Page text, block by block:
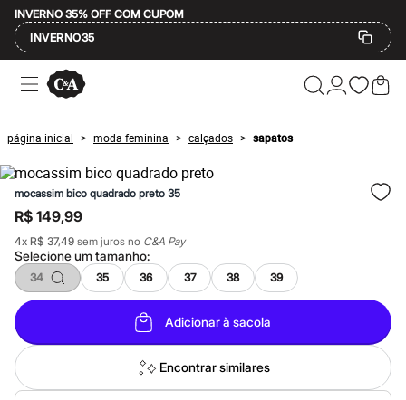
INVERNO 35% OFF COM CUPOM
INVERNO35
Ofertas
Compre por Departamento
Masculino
Infantil
Calçados
Mindse7
Plus Size
Até 20% off
Até 40% off
Até 60% off
A partir de 60% off
Feminino
Em alta
Inverno
Alfaiataria
Novidades
Roupas
Blusas e Camisetas
Básicos
página inicial > moda feminina > calçados > sapatos
mocassim bico quadrado preto 35
R$ 149,99
4x R$ 37,49 sem juros no C&A Pay
Selecione umtamanho:
34 35 36 37 38 39
Adicionar à sacola
Encontrar similares